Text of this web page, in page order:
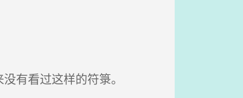
有看过这样的符箓。